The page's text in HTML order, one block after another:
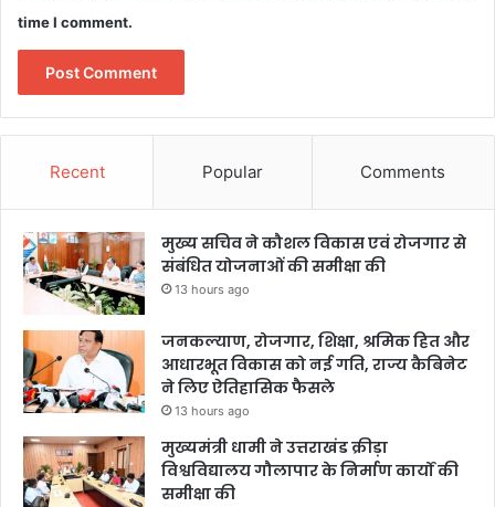
time I comment.
Recent Popular Comments
मुख्य सचिव ने कौशल विकास एवं रोजगार से
संबंधित योजनाओं की समीक्षा की
13 hours ago
जनकल्याण, रोजगार, शिक्षा, श्रमिक हित और
आधारभूत विकास को नई गति, राज्य कैबिनेट
ने लिए ऐतिहासिक फैसले
13 hours ago
मुख्यमंत्री धामी ने उत्तराखंड क्रीड़ा
विश्वविद्यालय गौलापार के निर्माण कार्यों की
समीक्षा की